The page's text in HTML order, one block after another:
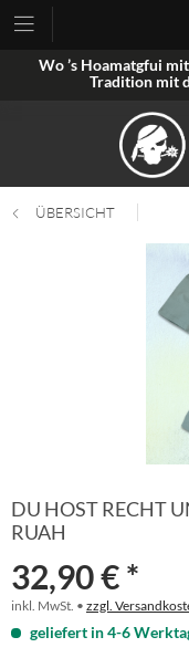
Wo ’s Hoamatgfui
Tradition mit
ÜBERSICHT
DU HOST RECHT
RUAH
32,90 € *
inkl. MwSt. • zzgl.
geliefert in 4-6